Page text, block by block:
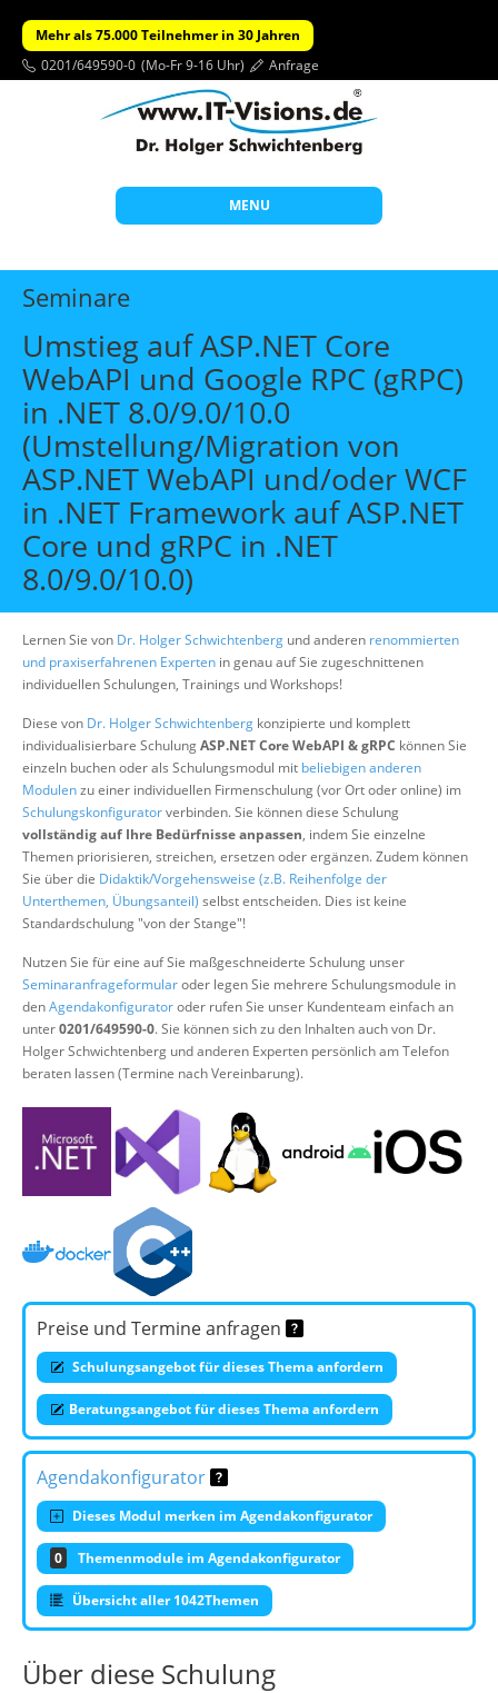
Mehr als 75.000 Teilnehmer in 30 Jahren
0201/649590-0 (Mo-Fr 9-16 Uhr) Anfrage
MENU
Start
Beratung
Individuelle Schulungen
Offene Seminare
Wissen
Über uns
Suche
Seminare
Umstieg auf ASP.NET Core
WebAPI und Google RPC (gRPC)
in .NET 8.0/9.0/10.0
(Umstellung/Migration von
ASP.NET WebAPI und/oder WCF
in .NET Framework auf ASP.NET
Core und gRPC in .NET
8.0/9.0/10.0)
Lernen Sie von Dr. Holger Schwichtenberg und anderen renommierten
und praxiserfahrenen Experten in genau auf Sie zugeschnittenen
individuellen Schulungen, Trainings und Workshops!
Diese von Dr. Holger Schwichtenberg konzipierte und komplett
individualisierbare SchulungASP.NET Core WebAPI & gRPC können Sie
einzeln buchen oder als Schulungsmodul mit beliebigen anderen
Modulenzu einer individuellen Firmenschulung (vor Ort oder online) im
Schulungskonfiguratorverbinden. Sie können diese Schulung
vollständig auf Ihre Bedürfnisse anpassen, indem Sie einzelne
Themen priorisieren, streichen, ersetzen oder ergänzen. Zudem können
Sie über die Didaktik/Vorgehensweise (z.B. Reihenfolge der
Unterthemen, Übungsanteil) selbst entscheiden. Dies ist keine
Standardschulung "von der Stange"!
Nutzen Sie für eine auf Sie maßgeschneiderte Schulung unser
Seminaranfrageformularoder legen Sie mehrere Schulungsmodule in
denAgendakonfiguratoroder rufen Sie unser Kundenteam einfach an
unter0201/649590-0. Sie können sich zu den Inhalten auch von Dr.
Holger Schwichtenberg und anderen Experten persönlich am Telefon
beraten lassen (Termine nach Vereinbarung).
Preise und Termine anfragen
Schulungsangebot für dieses Thema anfordern
Beratungsangebot für dieses Thema anfordern
Agendakonfigurator
Dieses Modul merken im Agendakonfigurator
0 Themenmodule im Agendakonfigurator
Übersicht aller 1042Themen
Über diese Schulung